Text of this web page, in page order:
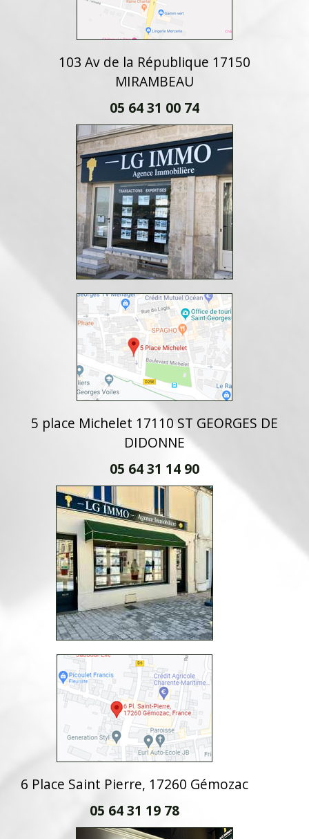
103 Av de la République 17150
MIRAMBEAU
05 64 31 00 74
5 place Michelet 17110 ST GEORGES DE
DIDONNE
05 64 31 14 90
6 Place Saint Pierre, 17260 Gémozac
05 64 31 19 78